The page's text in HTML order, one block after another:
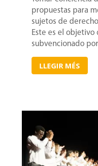
propuestas para
sujetos de
Este es el objetivo
subvencionado
LLEGIR MÉS